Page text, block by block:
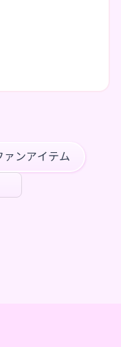
をしております！
のでそうならないホ
ァンアイテム
和(全5種)
)
た 3ヶ月前
3ヶ月前
)